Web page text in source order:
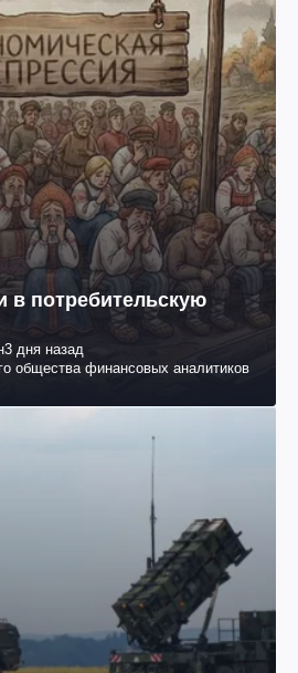
в потребительскую
3 дня назад
общества финансовых аналитиков